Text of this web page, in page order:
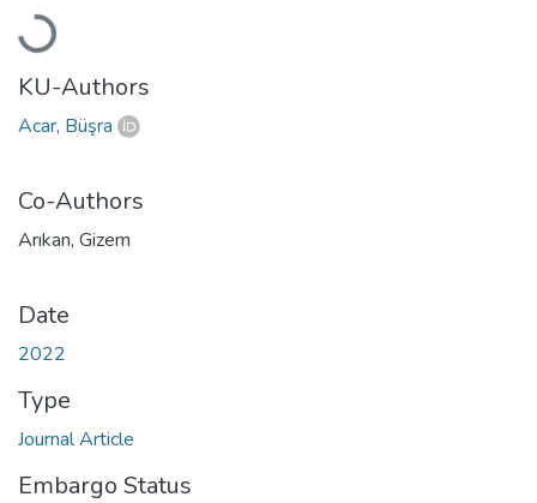
Loading...
KU-Authors
Acar, Büşra
Co-Authors
Arıkan, Gizem
Date
2022
Type
Journal Article
Embargo Status